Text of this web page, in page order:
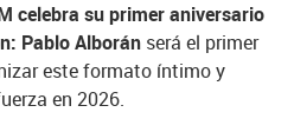
celebra su primer aniversario
Pablo Alborán será el primer
este formato íntimo y
en 2026.